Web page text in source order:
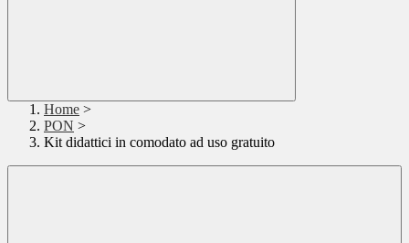
Home >
PON >
Kit didattici in comodato ad uso gratuito